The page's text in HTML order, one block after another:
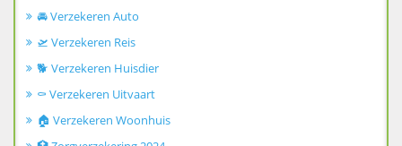
🚘 Verzekeren Auto
🛫 Verzekeren Reis
🐕 Verzekeren Huisdier
⚰️ Verzekeren Uitvaart
🏠 Verzekeren Woonhuis